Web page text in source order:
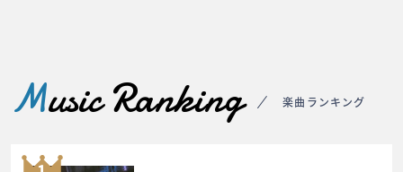
Music Ranking 楽曲ランキング